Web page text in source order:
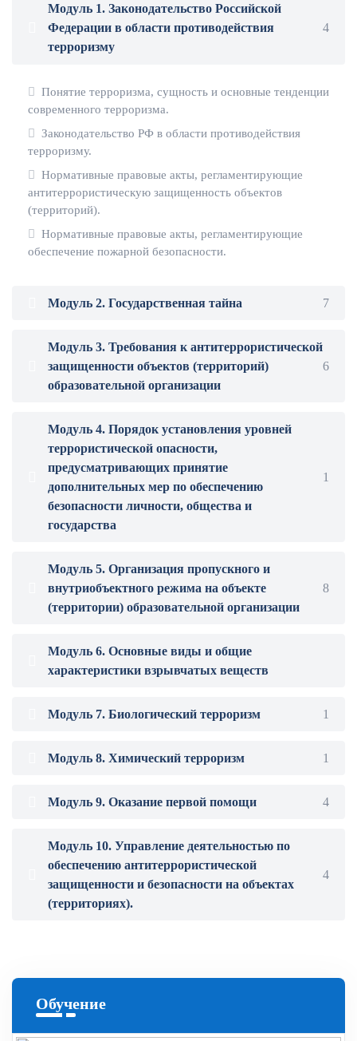
Модуль 1. Законодательство Российской
Федерации в области противодействия
терроризму
4
Понятие терроризма, сущность и основные тенденции
современного терроризма.
Законодательство РФ в области противодействия
терроризму.
Нормативные правовые акты, регламентирующие
антитеррористическую защищенность объектов
(территорий).
Нормативные правовые акты, регламентирующие
обеспечение пожарной безопасности.
Модуль 2. Государственная тайна 7
Модуль 3. Требования к антитеррористической
защищенности объектов (территорий)
образовательной организации
6
Модуль 4. Порядок установления уровней
террористической опасности,
предусматривающих принятие
дополнительных мер по обеспечению
безопасности личности, общества и
государства
1
Модуль 5. Организация пропускного и
внутриобъектного режима на объекте
(территории) образовательной организации
8
Модуль 6. Основные виды и общие
характеристики взрывчатых веществ
Модуль 7. Биологический терроризм 1
Модуль 8. Химический терроризм 1
Модуль 9. Оказание первой помощи 4
Модуль 10. Управление деятельностью по
обеспечению антитеррористической
защищенности и безопасности на объектах
(территориях).
4
Обучение